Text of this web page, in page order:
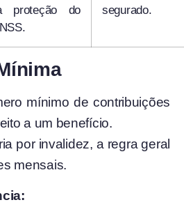
proteção do
segurado.
mínimo de contribuições
a um benefício.
por invalidez, a regra geral
mensais.